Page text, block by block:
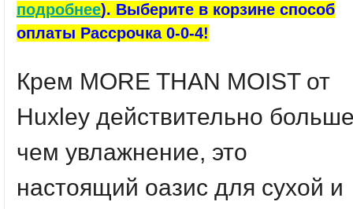
подробнее). Выберите в корзине способ
оплаты Рассрочка 0-0-4!
Крем MORE THAN MOIST от
Huxley действительно
чем увлажнение, это
настоящий оазис для сухой и